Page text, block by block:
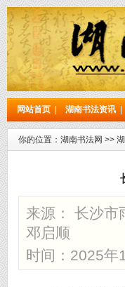
网站首页 湖南书法资讯
你的位置： 湖南书法网 >>
来源： 长沙市
邓启顺
时间：2025年